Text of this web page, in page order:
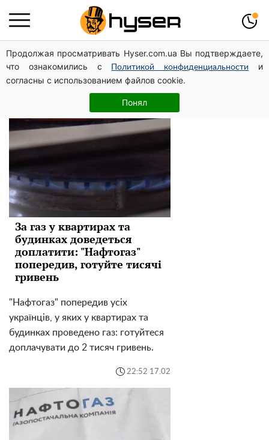
Продолжая просматривать Hyser.com.ua Вы подтверждаете,
что ознакомились с
Политикой конфиденциальности
и
согласны с использованием файлов cookie.
Понял
НАК "Нафтогаз"
За газ у квартирах та
будинках доведеться
доплатити: "Нафтогаз"
попередив, готуйте тисячі
гривень
"Нафтогаз" попередив усіх
українців, у яких у квартирах та
будинках проведено газ: готуйтеся
доплачувати до 2 тисяч гривень.
22:52 17.02